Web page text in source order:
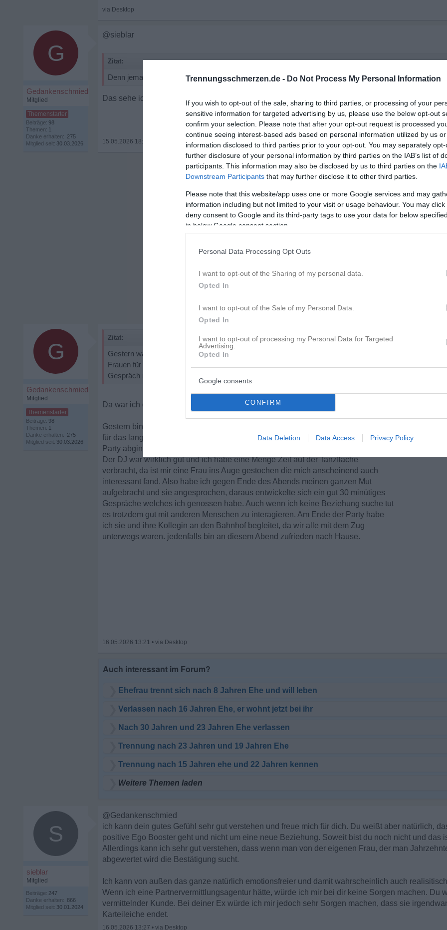
Trennungsschmerzen.de - Do Not Process My Personal Information
If you wish to opt-out of the sale, sharing to third parties, or processing of your
sensitive information for targeted advertising by us, please use the below opt-out
confirm your selection. Please note that after your opt-out request is processed
continue seeing interest-based ads based on personal information utilized by us
information disclosed to third parties prior to your opt-out. You may separately
further disclosure of your personal information by third parties on the IAB’s list of
participants. This information may also be disclosed by us to third parties on the
Downstream Participants that may further disclose it to other third parties.
Please note that this website/app uses one or more Google services and may
information including but not limited to your visit or usage behaviour. You may
deny consent to Google and its third-party tags to use your data for below
in below Google consent section.
Personal Data Processing Opt Outs
I want to opt-out of the Sharing of my personal data.
Opted In
I want to opt-out of the Sale of my Personal Data.
Opted In
I want to opt-out of processing my Personal Data for Targeted
Advertising.
Opted In
Google consents
CONFIRM
Data Deletion Data Access Privacy Policy
G
Gedankenschmied
Mitglied
Beiträge: 98
Themen: 1
Danke erhalten: 275
Mitglied seit: 30.03.2026
@sieblar
Zitat:
Denn jemanden zu verlieren, der sich so äußert ist auf Dauer kein schlimmer Verlust.
Das sehe ich mittlerweile auch so, einfach das Herz braucht Zeit um das Ganze zu verarbeiten.
15.05.2026 18:45
G
Gedankenschmied
Mitglied
Beiträge: 98
Themen: 1
Danke erhalten: 275
Mitglied seit: 30.03.2026
Zitat:
Gestern war ich mit meinem Best Buddy in einem Club und ich merke dass sich
Frauen für mich interessieren, für mich ist es einfach noch zu früh überhaupt ein
Gespräch mit fremden Frauen zu führen,
Da war ich dann doch wohl etwas voreilig mit meiner eigenen Einschätzung.
Gestern bin ich alleine losgezogen weil meine Freunde bereits eigene Programme
für das lange WE hatten und bin in meinen Lieblingsclub in der eine 80er Jahre
Party abging.
Der DJ war wirklich gut und ich habe eine Menge Zeit auf der Tanzfläche
verbracht, da ist mir eine Frau ins Auge gestochen die mich anscheinend auch
interessant fand. Also habe ich gegen Ende des Abends meinen ganzen Mut
aufgebracht und sie angesprochen, daraus entwickelte sich ein gut 30 minütiges
Gespräche welches ich genossen habe. Auch wenn ich keine Beziehung suche tut
es trotzdem gut mit anderen Menschen zu interagieren. Am Ende der Party habe
ich sie und ihre Kollegin an den Bahnhof begleitet, da wir alle mit dem Zug
unterwegs waren. jedenfalls bin an diesem Abend zufrieden nach Hause.
16.05.2026 13:21 •
Ehefrau trennt sich nach 8 Jahren Ehe und will leben
Verlassen nach 16 Jahren Ehe, er wohnt jetzt bei ihr
Nach 30 Jahren und 23 Jahren Ehe verlassen
Trennung nach 23 Jahren und 19 Jahren Ehe
Trennung nach 15 Jahren ehe und 22 Jahren kennen
Weitere Themen laden
S
sieblar
Mitglied
Beiträge: 247
Danke erhalten: 866
Mitglied seit: 30.01.2024
@Gedankenschmied
ich kann dein gutes Gefühl sehr gut verstehen und freue mich für dich. Du weißt aber natürlich,
positive Ego Booster geht und nicht um eine neue Beziehung. Soweit bist du noch nicht und das
Allerdings kann ich sehr gut verstehen, dass wenn man von der eigenen Frau, der man
abgewertet wird die Bestätigung sucht.
Ich kann von außen das ganze natürlich emotionsfreier und damit wahrscheinlich auch
Wenn ich eine Partnervermittlungsagentur hätte, würde ich mir bei dir keine Sorgen machen. Du
vermittelnder Kunde. Bei deiner Ex würde ich mir jedoch sehr Sorgen machen, dass sie
Karteileiche endet.
16.05.2026 13:27 •